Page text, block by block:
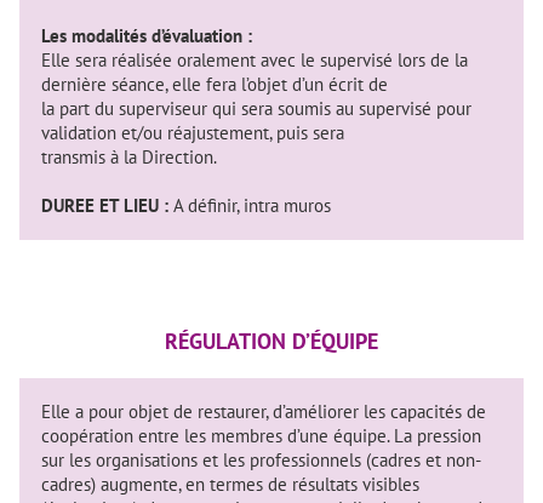
Les modalités d’évaluation :
Elle sera réalisée oralement avec le supervisé lors de la
dernière séance, elle fera l’objet d’un écrit de
la part du superviseur qui sera soumis au supervisé pour
validation et/ou réajustement, puis sera
transmis à la Direction.
DUREE ET LIEU : A définir, intra muros
RÉGULATION D’ÉQUIPE
Elle a pour objet de restaurer, d’améliorer les capacités de
coopération entre les membres d’une équipe. La pression
sur les organisations et les professionnels (cadres et non-
cadres) augmente, en termes de résultats visibles